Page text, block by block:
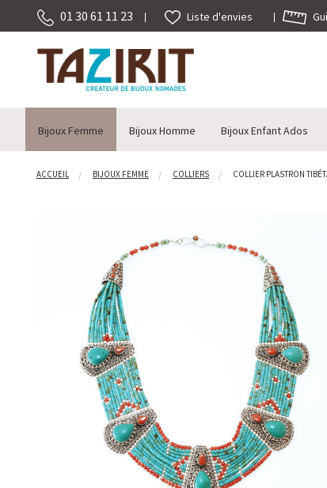
01 30 61 11 23 Liste d'envies
Bijoux Femme Bijoux Homme Bijoux Enfant Ados
ACCUEIL BIJOUX FEMME COLLIERS COLLIER PLASTRON